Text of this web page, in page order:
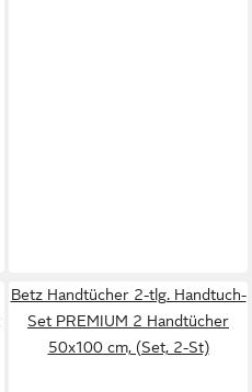
Betz Handtücher 2-tlg. Handtuch-
Set PREMIUM 2 Handtücher
50x100 cm, (Set, 2-St)